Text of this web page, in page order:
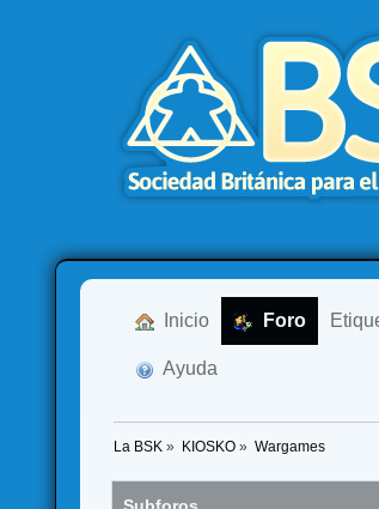
Inicio Foro
Ayuda
La BSK » KIOSKO» Wargames
Subforos